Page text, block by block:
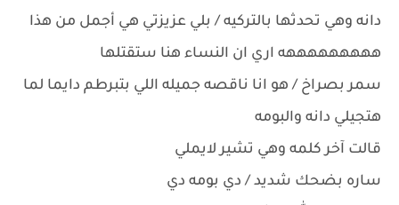
دانه وهي تحدثها بالتركيه / بلي عزيزتي هي أجمل من هذا
هههههههههه اري ان النساء هنا ستقتلها
سمر بصراخ / هو انا ناقصه جميله اللي بتبرطم دايما لما
هتجيلي دانه والبومه
قالت آخر كلمه وهي تشير لايملي
ساره بضحك شديد / دي بومه دي